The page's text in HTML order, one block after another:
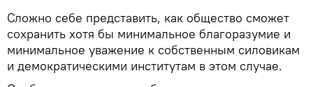
Сложно себе представить, как общество сможет
сохранить хотя бы минимальное благоразумие и
минимальное уважение к собственным силовикам
и демократическими институтам в этом случае.